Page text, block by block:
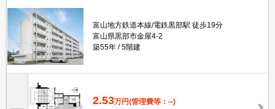
富山地方鉄道本線/電鉄黒部駅 徒歩19分
富山県黒部市金屋4-2
築55年
5階建
2.53万円(管理費等：--)